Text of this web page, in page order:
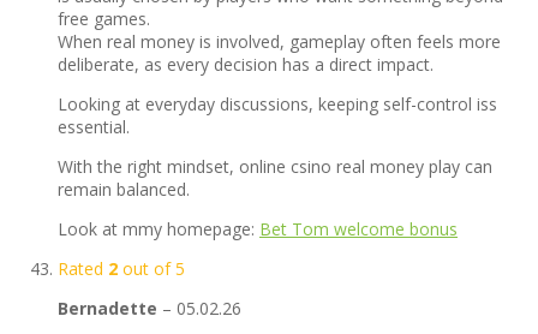
free games.
When real money is involved, gameplay often feels more
deliberate, as every decision has a direct impact.
Looking at everyday discussions, keeping self-control iss
essential.
With the right mindset, online csino real money play can
remain balanced.
Look at mmy homepage: Bet Tom welcome bonus
Rated 2 out of 5
Bernadette – 05.02.26